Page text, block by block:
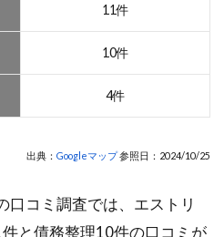
11件
10件
4件
出典： Googleマップ参照日：2024/10/25
コミ調査では、エストリ
と債務整理10件の口コミが